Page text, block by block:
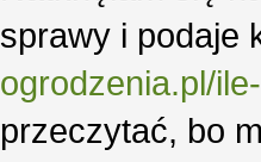
sprawy i podaje
ogrodzenia.pl/
przeczytać, bo